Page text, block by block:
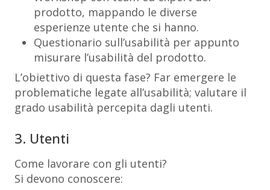
prodotto, mappando le diverse
esperienze utente che si hanno.
Questionario sull’usabilità per appunto
misurare l’usabilità del prodotto.
L’obiettivo di questa fase? Far emergere le
problematiche legate all’usabilità; valutare il
grado usabilità percepita dagli utenti.
3. Utenti
Come lavorare con gli utenti?
Si devono conoscere: